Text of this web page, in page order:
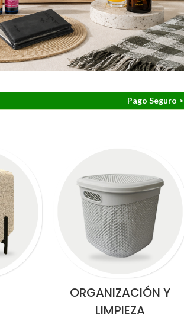
Pago Seguro >
ORGANIZACIÓN Y
LIMPIEZA